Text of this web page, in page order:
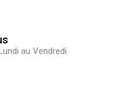
au Vendredi